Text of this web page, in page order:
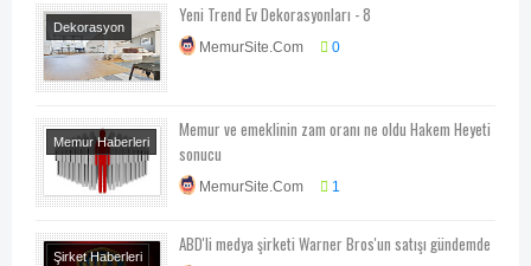
Dekorasyon
Yeni Trend Ev Dekorasyonları - 8
MemurSite.Com 0
Memur Haberleri
Memur Maaşları
Memur ve emeklinin zam oranı ne oldu Hakem Heyeti
sonucu
MemurSite.Com 1
Şirket Haberleri
ABD'li medya şirketi Warner Bros'un satışı gündemde